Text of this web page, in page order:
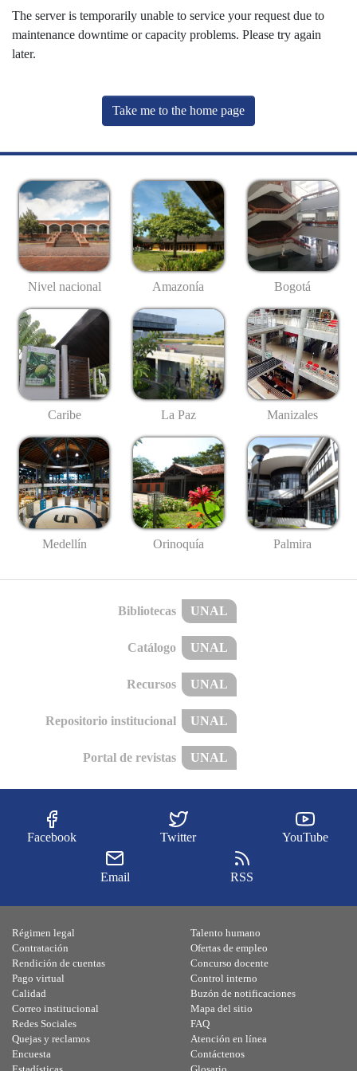
The server is temporarily unable to service your request due to
maintenance downtime or capacity problems. Please try again
later.
Take me to the home page
Nivel nacional Amazonía Bogotá
Caribe La Paz Manizales
Medellín Orinoquía Palmira
Bibliotecas UNAL
Catálogo UNAL
Recursos UNAL
Repositorio institucional UNAL
Portal de revistas UNAL
Facebook Twitter YouTube
Email RSS
Régimen legal
Contratación
Rendición de cuentas
Pago virtual
Calidad
Talento humano
Ofertas de empleo
Concurso docente
Control interno
Buzón de notificaciones
Correo institucional
Redes Sociales
Quejas y reclamos
Encuesta
Mapa del sitio
FAQ
Atención en línea
Contáctenos